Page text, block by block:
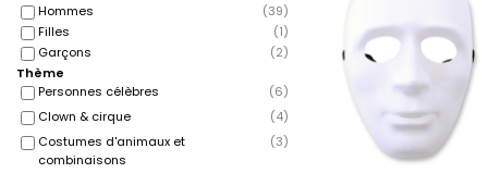
Hommes
(39)
Filles
(1)
Garçons
(2)
Thème
Personnes célèbres
(6)
Clown & cirque
(4)
Costumes d'animaux et
combinaisons
(3)